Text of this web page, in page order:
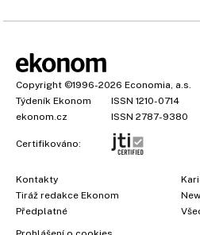
Copyright ©1996-2026 Economia, a.s.
Týdeník Ekonom
ISSN 1210-0714
ekonom.cz
ISSN 2787-9380
Certifikováno:
Kontakty
Tiráž redakce Ekonom
Předplatné